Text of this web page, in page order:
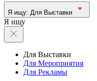
Я ищу: Для Выставки
Я ищу
Для Выставки
Для Мероприятия
Для Рекламы